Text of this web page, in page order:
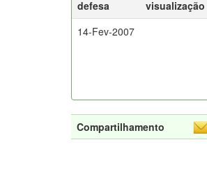
defesa
visualização
14-Fev-2007
Compartilhamento